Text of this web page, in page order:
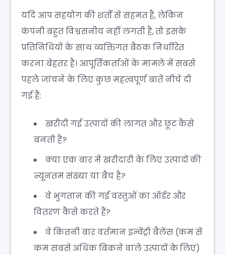
यदि आप सहयोग की शर्तों से सहमत हैं, लेकिन
कंपनी बहुत विश्वसनीय नहीं लगती है, तो इसके
प्रतिनिधियों के साथ व्यक्तिगत बैठक निर्धारित
करना बेहतर है। आपूर्तिकर्ताओं के मामले में सबसे
पहले जांचने के लिए कुछ महत्वपूर्ण बातें नीचे दी
गई हैं:
खरीदी गई उत्पादों की लागत और छूट कैसे
बनती है?
क्या एक बार में खरीदारी के लिए उत्पादों की
न्यूनतम संख्या या बैच है?
वे भुगतान की गई वस्तुओं का ऑर्डर और
वितरण कैसे करते हैं?
वे कितनी बार वर्तमान इन्वेंट्री बैलेंस (कम से
कम सबसे अधिक बिकने वाले उत्पादों के लिए)